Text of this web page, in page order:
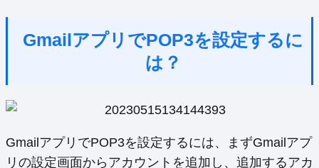
GmailアプリでPOP3を設定するに
は？
GmailアプリでPOP3を設定するには、まずGmailアプ
リの設定画面からアカウントを追加し、追加するアカ